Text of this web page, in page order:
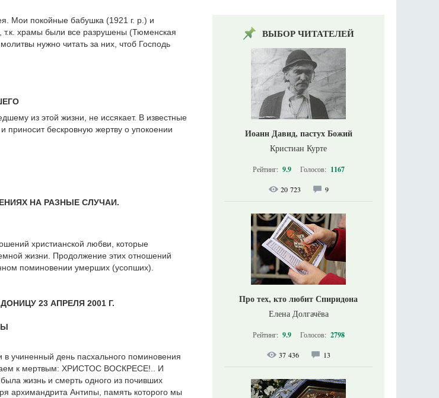
Мои покойные бабушка (1921 г. р.) и
т.к. храмы были все разрушены (Тюменская
нужно читать за них, чтоб Господь
из этой жизни, не иссякает. В известные
бескровную жертву о упокоении
НА РАЗНЫЕ СЛУЧАИ.
христианской любви, которые
жизни. Продолжение этих отношений
поминовении умерших (усопших).
23 АПРЕЛЯ 2001 Г.
учиненный день пасхального поминовения
к мертвым: ХРИСТОС ВОСКРЕСЕ!.. И
жизнь и смерть одного из почивших
архимандрита Антипы, память которого мы
ВЫБОР ЧИТАТЕЛЕЙ
Иоанн Давид, пастух Божий
Кристиан Курте
Рейтинг: 9.9 Голосов: 1167
20 723 9
Про тех, кто любит Спиридона
Елена Долгачёва
Рейтинг: 9.9 Голосов: 2798
37 436 13